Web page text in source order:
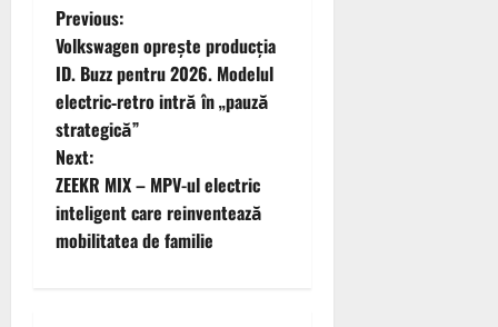
P
o
s
t
n
a
Previous:
Volkswagen oprește producția
ID. Buzz pentru 2026. Modelul
electric‑retro intră în „pauză
strategică”
Next:
ZEEKR MIX – MPV-ul electric
inteligent care reinventează
mobilitatea de familie